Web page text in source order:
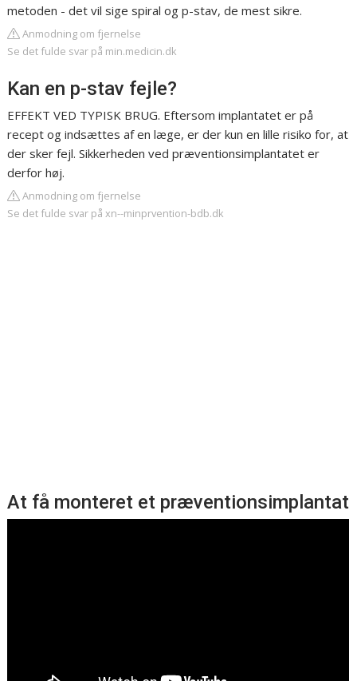
metoden - det vil sige spiral og p-stav, de mest sikre.
Anmodning om fjernelse
Se det fulde svar på min.medicin.dk
Kan en p-stav fejle?
EFFEKT VED TYPISK BRUG. Eftersom implantatet er på
recept og indsættes af en læge, er der kun en lille risiko for, at
der sker fejl. Sikkerheden ved præventionsimplantatet er
derfor høj.
Anmodning om fjernelse
Se det fulde svar på xn--minprvention-bdb.dk
At få monteret et præventionsimplantat